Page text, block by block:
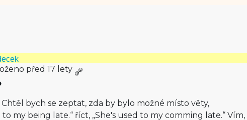
před 17 lety
bych se zeptat, zda by bylo možné místo věty,
to my being late.“ říct, „She's used to my comming late.“ Vím,